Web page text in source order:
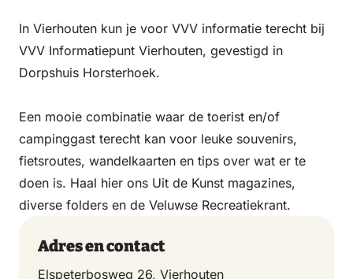
In Vierhouten kun je voor VVV informatie terecht bij
VVV Informatiepunt Vierhouten, gevestigd in
Dorpshuis Horsterhoek.
Een mooie combinatie waar de toerist en/of
campinggast terecht kan voor leuke souvenirs,
fietsroutes, wandelkaarten en tips over wat er te
doen is. Haal hier ons Uit de Kunst magazines,
diverse folders en de Veluwse Recreatiekrant.
Adres en contact
Elspeterbosweg 26, Vierhouten